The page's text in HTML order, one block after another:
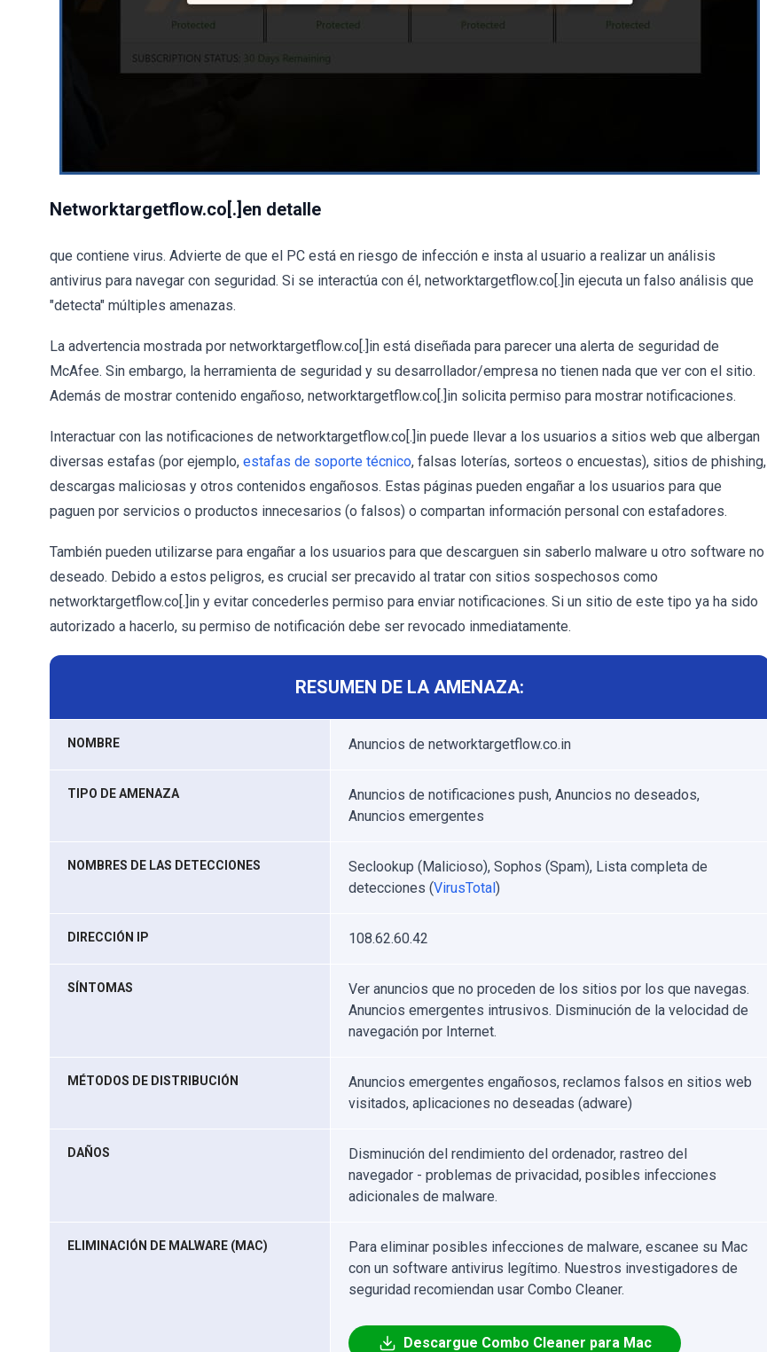
Networktargetflow.co[.]en detalle
que contiene virus. Advierte de que el PC está en riesgo de infección e insta al usuario a realizar un análisis
antivirus para navegar con seguridad. Si se interactúa con él, networktargetflow.co[.]in ejecuta un falso análisis que
"detecta" múltiples amenazas.
La advertencia mostrada por networktargetflow.co[.]in está diseñada para parecer una alerta de seguridad de
McAfee. Sin embargo, la herramienta de seguridad y su desarrollador/empresa no tienen nada que ver con el sitio.
Además de mostrar contenido engañoso, networktargetflow.co[.]in solicita permiso para mostrar notificaciones.
Interactuar con las notificaciones de networktargetflow.co[.]in puede llevar a los usuarios a sitios web que albergan
diversas estafas (por ejemplo, estafas de soporte técnico, falsas loterías, sorteos o encuestas), sitios de phishing,
descargas maliciosas y otros contenidos engañosos. Estas páginas pueden engañar a los usuarios para que
paguen por servicios o productos innecesarios (o falsos) o compartan información personal con estafadores.
También pueden utilizarse para engañar a los usuarios para que descarguen sin saberlo malware u otro software no
deseado. Debido a estos peligros, es crucial ser precavido al tratar con sitios sospechosos como
networktargetflow.co[.]in y evitar concederles permiso para enviar notificaciones. Si un sitio de este tipo ya ha sido
autorizado a hacerlo, su permiso de notificación debe ser revocado inmediatamente.
RESUMEN DE LA AMENAZA:
NOMBRE Anuncios de networktargetflow.co.in
TIPO DE AMENAZA
Anuncios de notificaciones push, Anuncios no deseados,
Anuncios emergentes
NOMBRES DE LAS DETECCIONES
Seclookup (Malicioso), Sophos (Spam), Lista completa de
detecciones (VirusTotal)
DIRECCIÓN IP 108.62.60.42
SÍNTOMAS
Ver anuncios que no proceden de los sitios por los que navegas.
Anuncios emergentes intrusivos. Disminución de la velocidad de
navegación por Internet.
MÉTODOS DE DISTRIBUCIÓN
Anuncios emergentes engañosos, reclamos falsos en sitios web
visitados, aplicaciones no deseadas (adware)
DAÑOS
Disminución del rendimiento del ordenador, rastreo del
navegador - problemas de privacidad, posibles infecciones
adicionales de malware.
ELIMINACIÓN DE MALWARE (MAC)
Para eliminar posibles infecciones de malware, escanee su Mac
con un software antivirus legítimo. Nuestros investigadores de
seguridad recomiendan usar Combo Cleaner.
Descargue Combo Cleaner para Mac